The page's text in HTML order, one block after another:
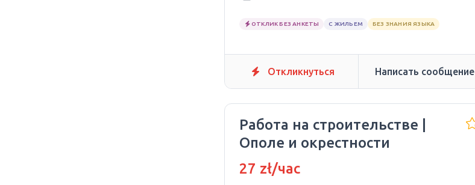
ОТКЛИК БЕЗ АНКЕТЫ С ЖИЛЬЕМ БЕЗ ЗНАНИЯ ЯЗЫКА
Откликнуться Написать сообщение
Работа на строительстве |
Ополе и окрестности
27 zł/час